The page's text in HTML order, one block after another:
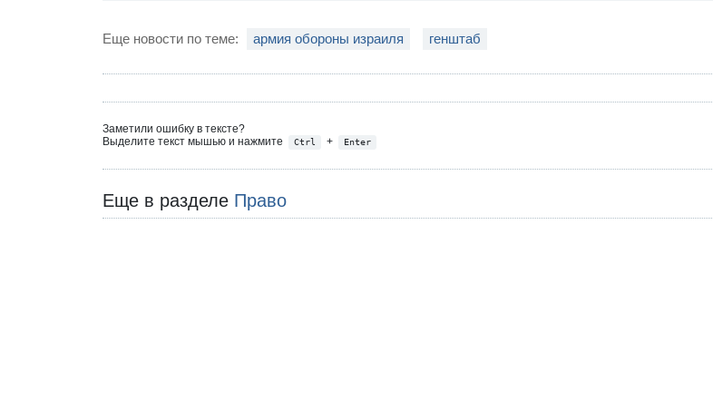
Еще новости по теме: армия обороны израиля генштаб
Заметили ошибку в тексте?
Выделите текст мышью и нажмите
Ctrl + Enter
Еще в разделе Право